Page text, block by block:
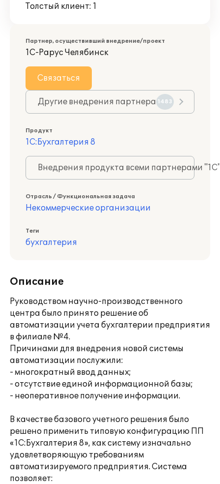
Толстый клиент: 1
Партнер, осуществивший внедрение/проект
1С-Рарус Челябинск
Связаться
Другие внедрения партнера 1483
Продукт
1С:Бухгалтерия 8
Внедрения продукта всеми партнерами
Отрасль / Функциональная задача
Некоммерческие организации
Теги
бухгалтерия
Описание
Руководством научно-производственного
центра было принято решение об
автоматизации учета бухгалтерии предприятия
в филиале №4.
Причинами для внедрения новой системы
автоматизации послужили:
- многократный ввод данных;
- отсутствие единой информационной базы;
- неоперативное получение информации.
В качестве базового учетного решения было
решено применить типовую конфигурацию ПП
«1С:Бухгалтерия 8», как систему изначально
удовлетворяющую требованиям
автоматизируемого предприятия. Система
позволяет: